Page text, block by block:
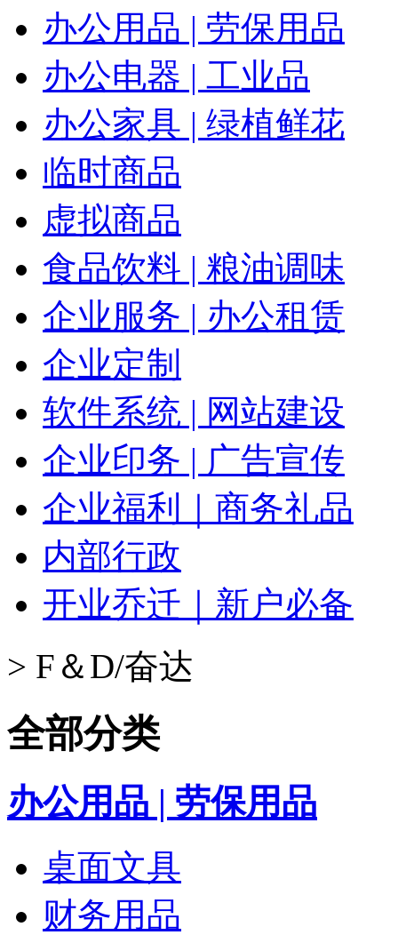
办公用品 | 劳保用品
办公电器 | 工业品
办公家具 | 绿植鲜花
临时商品
虚拟商品
食品饮料 | 粮油调味
企业服务 | 办公租赁
企业定制
软件系统 | 网站建设
企业印务 | 广告宣传
企业福利｜商务礼品
内部行政
开业乔迁｜新户必备
> F＆D/奋达
全部分类
办公用品 | 劳保用品
桌面文具
财务用品